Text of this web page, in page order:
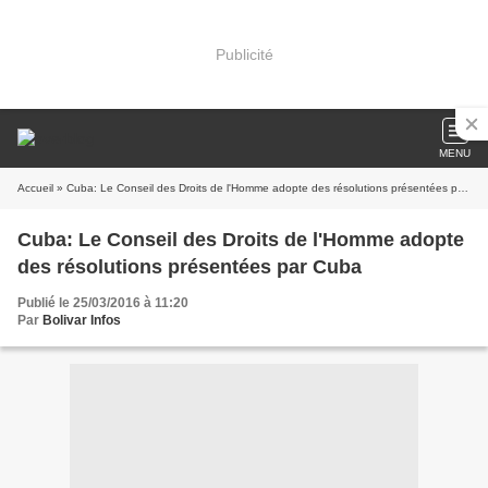
Publicité
MENU
Accueil » Cuba: Le Conseil des Droits de l'Homme adopte des résolutions présentées par Cuba
Cuba: Le Conseil des Droits de l'Homme adopte
des résolutions présentées par Cuba
Publié le 25/03/2016 à 11:20
Par Bolivar Infos